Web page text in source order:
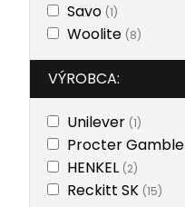
Savo (1)
Woolite (8)
VÝROBCA:
Unilever (1)
Procter Gamble
HENKEL (2)
Reckitt SK (15)